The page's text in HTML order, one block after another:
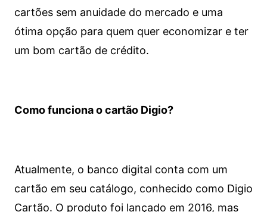
cartões sem anuidade do mercado e uma
ótima opção para quem quer economizar e ter
um bom cartão de crédito.
Como funciona o cartão Digio?
Atualmente, o banco digital conta com um
cartão em seu catálogo, conhecido como Digio
Cartão. O produto foi lançado em 2016, mas